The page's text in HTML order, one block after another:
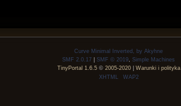
Curve Minimal Inverted, by Akyhne
SMF 2.0.17
SMF © 2019, Simple Machines
TinyPortal 1.6.5© 2005-2020| Warunki i polityka
XHTML
WAP2